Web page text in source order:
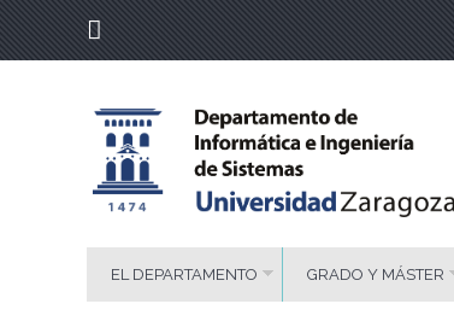
EL DEPARTAMENTO GRADO Y MÁSTER